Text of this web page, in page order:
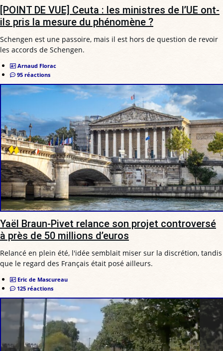
[POINT DE VUE] Ceuta : les ministres de l’UE ont-
ils pris la mesure du phénomène ?
Schengen est une passoire, mais il est hors de question de revoir
les accords de Schengen.
Arnaud Florac
95 réactions
Yaël Braun-Pivet relance son projet controversé
à près de 50 millions d’euros
Relancé en plein été, l'idée semblait miser sur la discrétion, tandis
que le regard des Français était posé ailleurs.
Eric de Mascureau
125 réactions